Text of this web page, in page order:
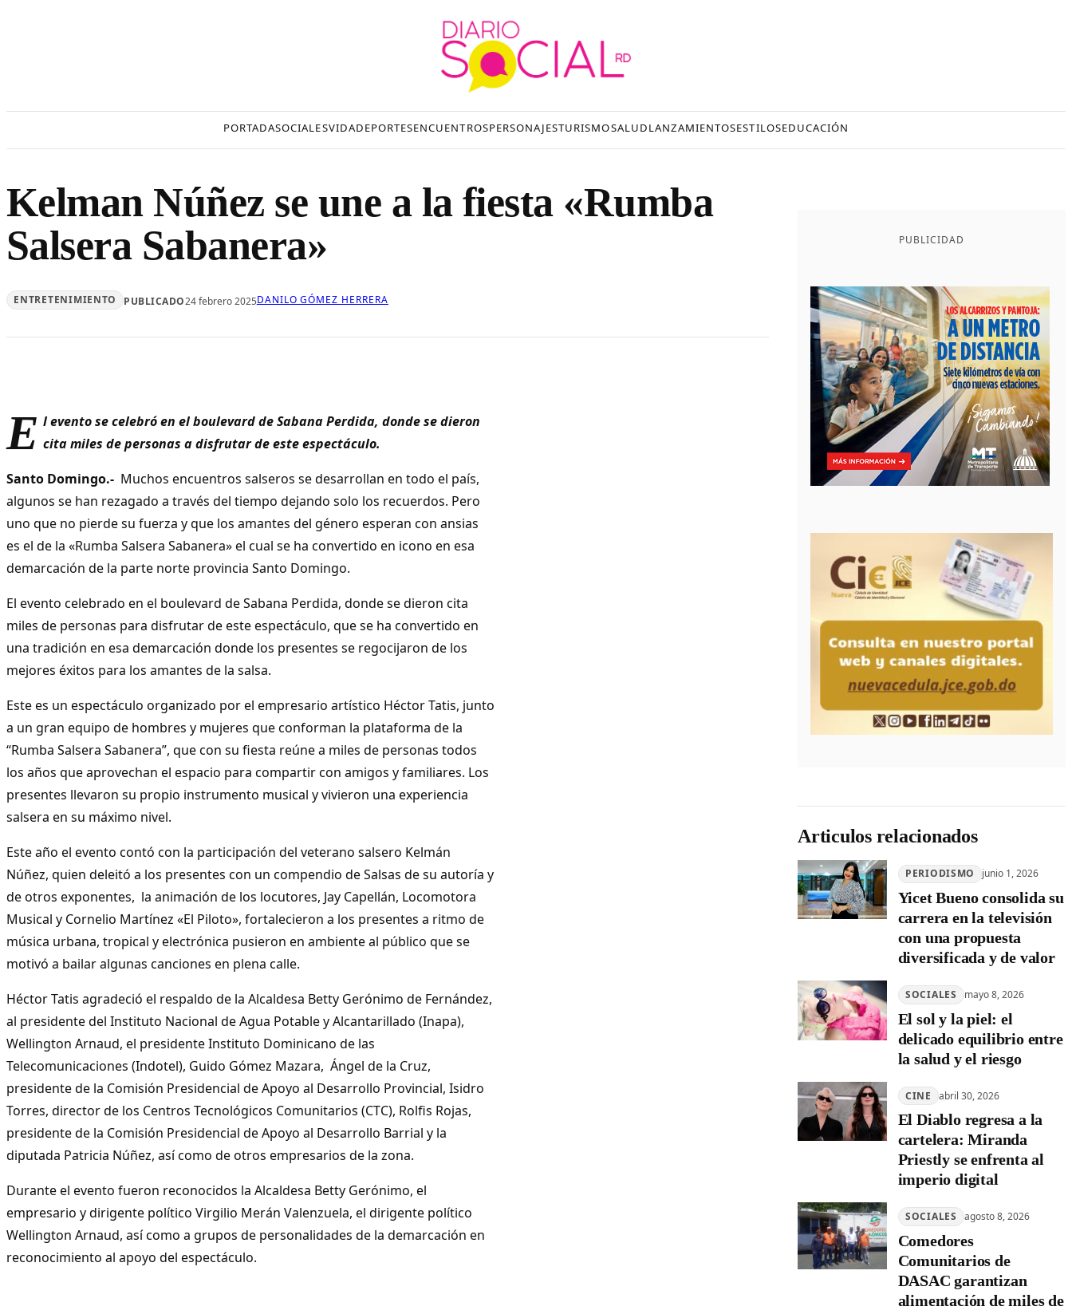
PORTADASOCIALESVIDADEPORTESENCUENTROSPERSONAJESTURISMOSALUDLANZAMIENTOSESTILOSEDUCACIÓN
Kelman Núñez se une a la fiesta «Rumba
Salsera Sabanera»
ENTRETENIMIENTO PUBLICADO24 febrero 2025DANILO GÓMEZ HERRERA
E l evento se celebró en el boulevard de Sabana Perdida, donde se dieron
cita miles de personas a disfrutar de este espectáculo.
Santo Domingo.- Muchos encuentros salseros se desarrollan en todo el país,
algunos se han rezagado a través del tiempo dejando solo los recuerdos. Pero
uno que no pierde su fuerza y que los amantes del género esperan con ansias
es el de la «Rumba Salsera Sabanera» el cual se ha convertido en icono en esa
demarcación de la parte norte provincia Santo Domingo.
El evento celebrado en el boulevard de Sabana Perdida, donde se dieron cita
miles de personas para disfrutar de este espectáculo, que se ha convertido en
una tradición en esa demarcación donde los presentes se regocijaron de los
mejores éxitos para los amantes de la salsa.
Este es un espectáculo organizado por el empresario artístico Héctor Tatis, junto
a un gran equipo de hombres y mujeres que conforman la plataforma de la
“Rumba Salsera Sabanera”, que con su fiesta reúne a miles de personas todos
los años que aprovechan el espacio para compartir con amigos y familiares. Los
presentes llevaron su propio instrumento musical y vivieron una experiencia
salsera en su máximo nivel.
Este año el evento contó con la participación del veterano salsero Kelmán
Núñez, quien deleitó a los presentes con un compendio de Salsas de su autoría y
de otros exponentes, la animación de los locutores, Jay Capellán, Locomotora
Musical y Cornelio Martínez «El Piloto», fortalecieron a los presentes a ritmo de
música urbana, tropical y electrónica pusieron en ambiente al público que se
motivó a bailar algunas canciones en plena calle.
Héctor Tatis agradeció el respaldo de la Alcaldesa Betty Gerónimo de Fernández,
al presidente del Instituto Nacional de Agua Potable y Alcantarillado (Inapa),
Wellington Arnaud, el presidente Instituto Dominicano de las
Telecomunicaciones (Indotel), Guido Gómez Mazara, Ángel de la Cruz,
presidente de la Comisión Presidencial de Apoyo al Desarrollo Provincial, Isidro
Torres, director de los Centros Tecnológicos Comunitarios (CTC), Rolfis Rojas,
presidente de la Comisión Presidencial de Apoyo al Desarrollo Barrial y la
diputada Patricia Núñez, así como de otros empresarios de la zona.
Durante el evento fueron reconocidos la Alcaldesa Betty Gerónimo, el
empresario y dirigente político Virgilio Merán Valenzuela, el dirigente político
Wellington Arnaud, así como a grupos de personalidades de la demarcación en
reconocimiento al apoyo del espectáculo.
PUBLICIDAD
Articulos relacionados
PERIODISMO junio 1, 2026
Yicet Bueno consolida su
carrera en la televisión
con una propuesta
diversificada y de valor
SOCIALES mayo 8, 2026
El sol y la piel: el
delicado equilibrio entre
la salud y el riesgo
CINE abril 30, 2026
El Diablo regresa a la
cartelera: Miranda
Priestly se enfrenta al
imperio digital
SOCIALES agosto 8, 2026
Comedores
Comunitarios de
DASAC garantizan
alimentación de miles de